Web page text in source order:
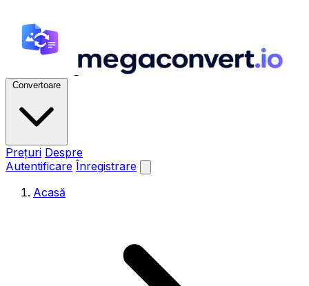
Convertoare
Prețuri Despre
Autentificare Înregistrare
Acasă